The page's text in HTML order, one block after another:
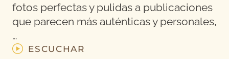
fotos perfectas y pulidas a publicaciones
que parecen más auténticas y personales,
…
ESCUCHAR